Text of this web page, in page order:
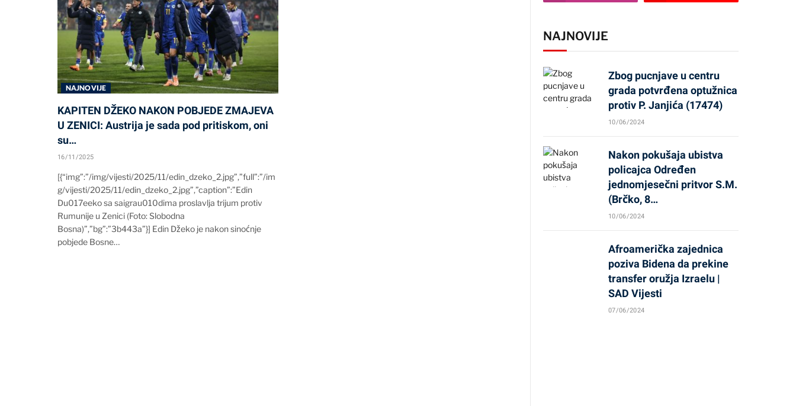
NAJNOVIJE
KAPITEN DŽEKO NAKON POBJEDE ZMAJEVA
U ZENICI: Austrija je sada pod pritiskom, oni
su…
16/11/2025
[{“img”:”/img/vijesti/2025/11/edin_dzeko_2.jpg”,”full”:”/im
g/vijesti/2025/11/edin_dzeko_2.jpg”,”caption”:”Edin
Du017eeko sa saigrau010dima proslavlja trijum protiv
Rumunije u Zenici (Foto: Slobodna
Bosna)”,”bg”:”3b443a”}] Edin Džeko je nakon sinoćnje
pobjede Bosne…
NAJNOVIJE
Zbog pucnjave u centru
grada potvrđena optužnica
protiv P. Janjića (17474)
10/06/2024
Nakon pokušaja ubistva
policajca Određen
jednomjesečni pritvor S.M.
(Brčko, 8…
10/06/2024
Afroamerička zajednica
poziva Bidena da prekine
transfer oružja Izraelu |
SAD Vijesti
07/06/2024